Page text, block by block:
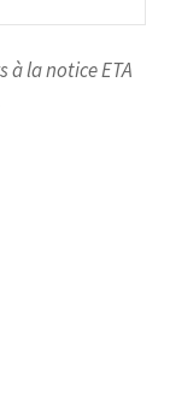
à la notice ETA